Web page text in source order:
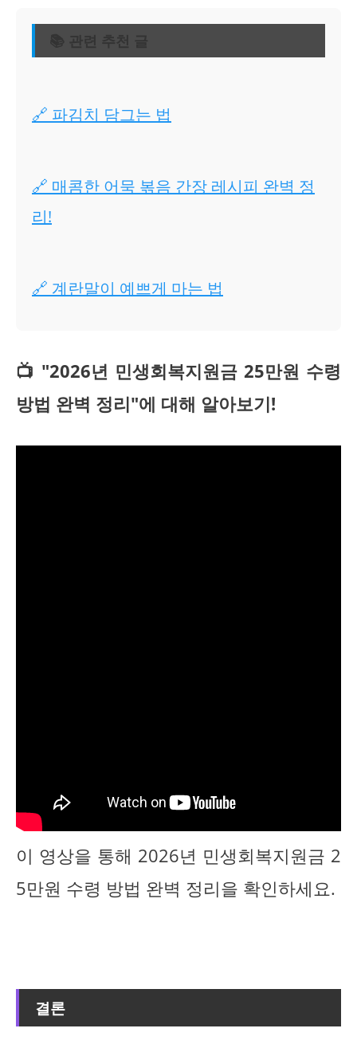
📚 관련 추천 글
🔗 파김치 담그는 법
🔗 매콤한 어묵 볶음 간장 레시피 완벽 정
리!
🔗 계란말이 예쁘게 마는 법
📺 "2026년 민생회복지원금 25만원 수령
방법 완벽 정리"에 대해 알아보기!
이 영상을 통해 2026년 민생회복지원금 2
5만원 수령 방법 완벽 정리을 확인하세요.
결론